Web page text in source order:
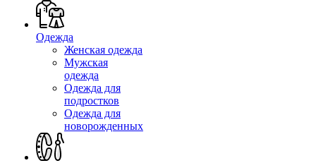
Одежда
Женская одежда
Мужская
одежда
Одежда для
подростков
Одежда для
новорожденных